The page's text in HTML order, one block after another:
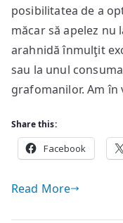
posibilitatea de a
măcar să apelez nu
arahnidă înmulţit
sau la unul
grafomanilor. Am
Share this:
Facebook
Read More